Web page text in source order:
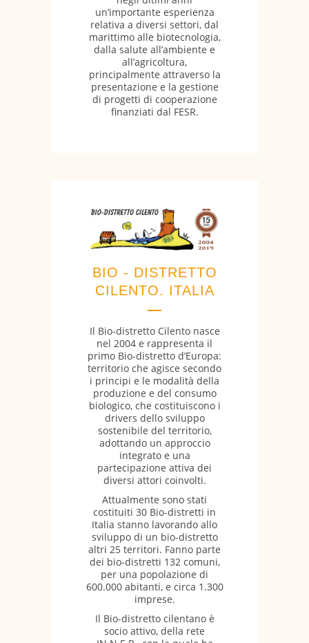
un’importante esperienza
relativa a diversi settori, dal
marittimo alle biotecnologia,
dalla salute all’ambiente e
all’agricoltura,
principalmente attraverso la
presentazione e la gestione
di progetti di cooperazione
finanziati dal FESR.
BIO - DISTRETTO
CILENTO. ITALIA
Il Bio-distretto Cilento nasce
nel 2004 e rappresenta il
primo Bio-distretto d’Europa:
territorio che agisce secondo
i principi e le modalità della
produzione e del consumo
biologico, che costituiscono i
drivers dello sviluppo
sostenibile del territorio,
adottando un approccio
integrato e una
partecipazione attiva dei
diversi attori coinvolti.
Attualmente sono stati
costituiti 30 Bio-distretti in
Italia stanno lavorando allo
sviluppo di un bio-distretto
altri 25 territori. Fanno parte
dei bio-distretti 132 comuni,
per una popolazione di
600.000 abitanti, e circa 1.300
imprese.
Il Bio-distretto cilentano è
socio attivo, della rete